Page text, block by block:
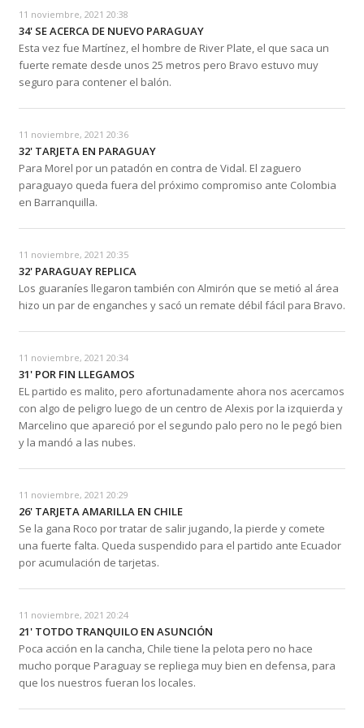
11 noviembre, 2021 20:38
34' SE ACERCA DE NUEVO PARAGUAY
Esta vez fue Martínez, el hombre de River Plate, el que saca un
fuerte remate desde unos 25 metros pero Bravo estuvo muy
seguro para contener el balón.
11 noviembre, 2021 20:36
32' TARJETA EN PARAGUAY
Para Morel por un patadón en contra de Vidal. El zaguero
paraguayo queda fuera del próximo compromiso ante Colombia
en Barranquilla.
11 noviembre, 2021 20:35
32' PARAGUAY REPLICA
Los guaraníes llegaron también con Almirón que se metió al área
hizo un par de enganches y sacó un remate débil fácil para Bravo.
11 noviembre, 2021 20:34
31' POR FIN LLEGAMOS
EL partido es malito, pero afortunadamente ahora nos acercamos
con algo de peligro luego de un centro de Alexis por la izquierda y
Marcelino que apareció por el segundo palo pero no le pegó bien
y la mandó a las nubes.
11 noviembre, 2021 20:29
26' TARJETA AMARILLA EN CHILE
Se la gana Roco por tratar de salir jugando, la pierde y comete
una fuerte falta. Queda suspendido para el partido ante Ecuador
por acumulación de tarjetas.
11 noviembre, 2021 20:24
21' TOTDO TRANQUILO EN ASUNCIÓN
Poca acción en la cancha, Chile tiene la pelota pero no hace
mucho porque Paraguay se repliega muy bien en defensa, para
que los nuestros fueran los locales.